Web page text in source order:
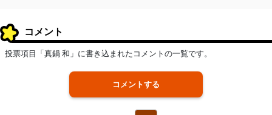
コメント
投票項目「真鍋 和」に書き込まれたコメントの一覧です。
コメントする